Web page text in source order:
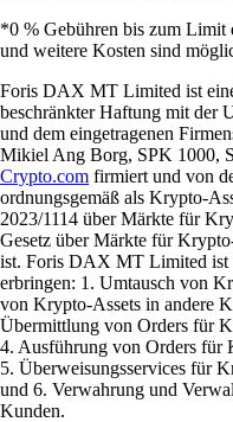
*0 % Gebühren bis zum Limit
und weitere Kosten sind
Foris DAX MT Limited ist
beschränkter Haftung mit der
und dem eingetragenen
Mikiel Ang Borg, SPK 1000,
Crypto.com firmiert und von
ordnungsgemäß als Krypto-
2023/1114 über Märkte für
Gesetz über Märkte für
ist. Foris DAX MT Limited ist
erbringen: 1. Umtausch von
von Krypto-Assets in andere
Übermittlung von Orders für
4. Ausführung von Orders für
5. Überweisungsservices für
und 6. Verwahrung und
Kunden.